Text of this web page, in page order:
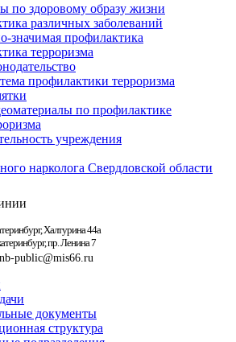
по здоровому образу жизни
различных заболеваний
значимая профилактика
терроризма
профилактики терроризма
по профилактике
учреждения
нарколога Свердловской области
Халтурина 44а
пр. Ленина 7
public@mis66.ru
документы
структура